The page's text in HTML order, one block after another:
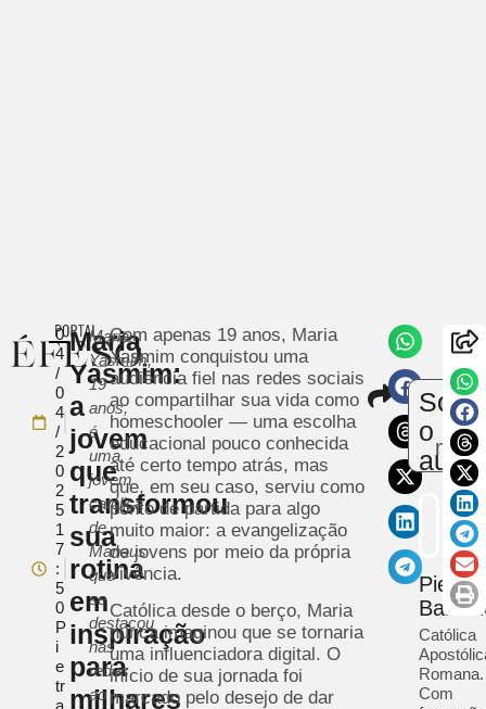
0
4
/
0
4
/
2
0
2
5
1
7
:
5
0
P
i
e
tr
a
Maria
Yasmim:
a
jovem
que
transformou
sua
rotina
em
inspiração
para
milhares
Maria
Yasmim,
19
anos,
é
uma
jovem
católica
de
Manaus
que
se
destacou
nas
redes
ao
Com apenas 19 anos, Maria
Yasmim conquistou uma
audiência fiel nas redes sociais
ao compartilhar sua vida como
homeschooler — uma escolha
educacional pouco conhecida
até certo tempo atrás, mas
que, em seu caso, serviu como
ponto de partida para algo
muito maior: a evangelização
de jovens por meio da própria
vivência.
Católica desde o berço, Maria
nunca imaginou que se tornaria
uma influenciadora digital. O
início de sua jornada foi
marcado pelo desejo de dar
o
autor
Pietra
Católica
Romana.
Com